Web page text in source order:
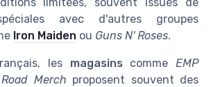
avec d'autres groupes
Iron Maiden ou Guns N' Roses.
les magasins commeEMP
Merch proposent souvent des